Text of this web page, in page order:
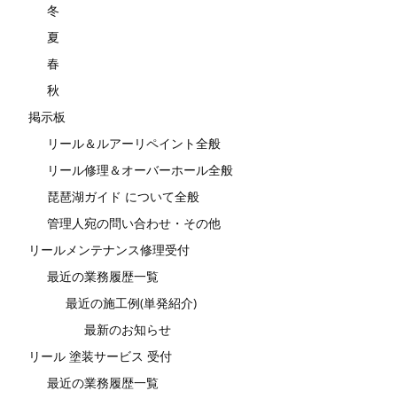
冬
夏
春
秋
掲示板
リール＆ルアーリペイント全般
リール修理＆オーバーホール全般
琵琶湖ガイド について全般
管理人宛の問い合わせ・その他
リールメンテナンス修理受付
最近の業務履歴一覧
最近の施工例(単発紹介)
最新のお知らせ
リール 塗装サービス 受付
最近の業務履歴一覧